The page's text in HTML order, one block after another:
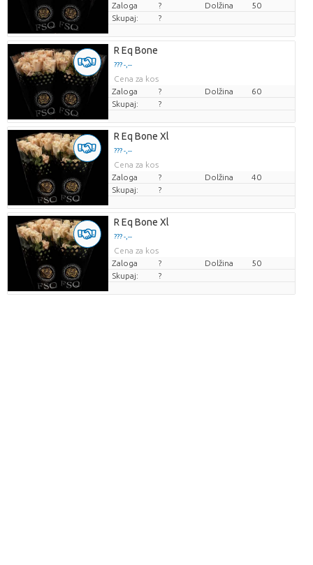
Zaloga
? Dolžina
50
Skupaj:
?
R Eq Bone
??? -,--
Cena za kos
Zaloga
? Dolžina
60
Skupaj:
?
R Eq Bone Xl
??? -,--
Cena za kos
Zaloga
? Dolžina
40
Skupaj:
?
R Eq Bone Xl
??? -,--
Cena za kos
Zaloga
? Dolžina
50
Skupaj:
?